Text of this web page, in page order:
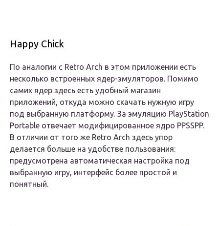
Happy Chick
По аналогии с Retro Arch в этом приложении есть
несколько встроенных ядер-эмуляторов. Помимо
самих ядер здесь есть удобный магазин
приложений, откуда можно скачать нужную игру
под выбранную платформу. За эмуляцию PlayStation
Portable отвечает модифицированное ядро PPSSPP.
В отличии от того же Retro Arch здесь упор
делается больше на удобстве пользования:
предусмотрена автоматическая настройка под
выбранную игру, интерфейс более простой и
понятный.